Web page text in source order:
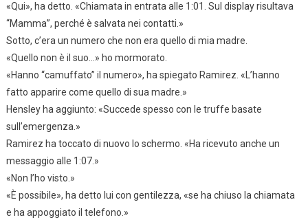
«Qui», ha detto. «Chiamata in entrata alle 1:01. Sul display risultava
“Mamma”, perché è salvata nei contatti.»
Sotto, c’era un numero che non era quello di mia madre.
«Quello non è il suo…» ho mormorato.
«Hanno “camuffato” il numero», ha spiegato Ramirez. «L’hanno
fatto apparire come quello di sua madre.»
Hensley ha aggiunto: «Succede spesso con le truffe basate
sull’emergenza.»
Ramirez ha toccato di nuovo lo schermo. «Ha ricevuto anche un
messaggio alle 1:07.»
«Non l’ho visto.»
«È possibile», ha detto lui con gentilezza, «se ha chiuso la chiamata
e ha appoggiato il telefono.»